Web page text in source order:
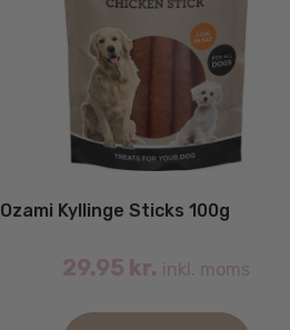
Ozami Kyllinge Sticks 100g
29.95 kr. inkl. moms